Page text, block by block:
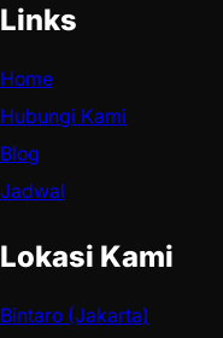
Links
Home
Hubungi Kami
Blog
Jadwal
Lokasi Kami
Bintaro (Jakarta)